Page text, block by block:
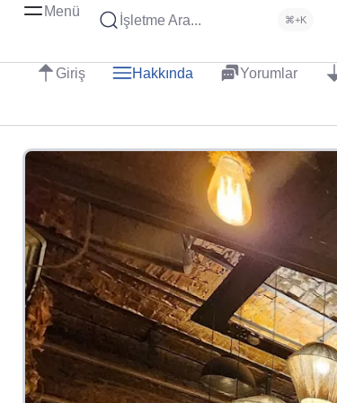
Menü
İşletme Ara... ⌘+K
Giriş Hakkında Yorumlar